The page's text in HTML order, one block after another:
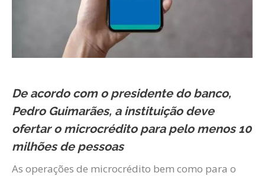
De acordo com o presidente do banco,
Pedro Guimarães, a instituição deve
ofertar o microcrédito para pelo menos 10
milhões de pessoas
As operações de microcrédito bem como para o